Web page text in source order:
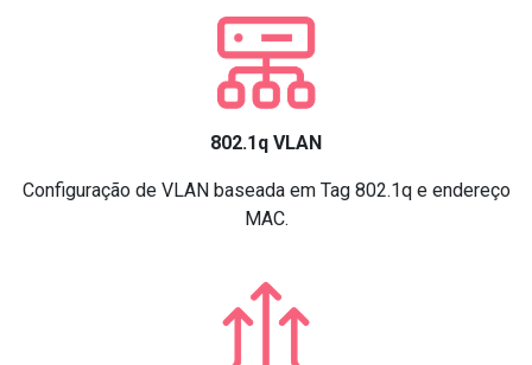
802.1q VLAN
Configuração de VLAN baseada em Tag 802.1q e endereço
MAC.